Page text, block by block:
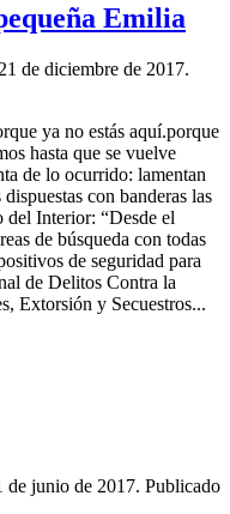
Emilia
21 de diciembre de 2017.
ya no estás aquí.porque
hasta que se vuelve
de lo ocurrido: lamentan
con banderas las
del Interior: “Desde el
de búsqueda con todas
de seguridad para
de Delitos Contra la
Extorsión y Secuestros...
de junio de 2017. Publicado